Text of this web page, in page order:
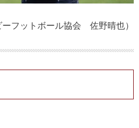
ーフットボール協会 佐野晴也）